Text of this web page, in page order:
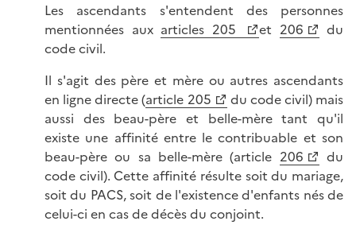
Les ascendants s'entendent des personnes
mentionnées aux articles 205 et 206
du
code civil.
Il s'agit des père et mère ou autres ascendants
en ligne directe (article 205
du code civil) mais
aussi des beau-père et belle-mère tant qu'il
existe une affinité entre le contribuable et son
beau-père ou sa belle-mère (article 206
du
code civil). Cette affinité résulte soit du mariage,
soit du PACS, soit de l'existence d'enfants nés de
celui-ci en cas de décès du conjoint.